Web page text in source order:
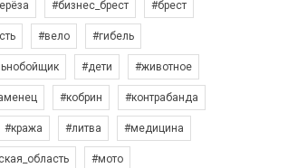
#бизнес_брест #брест
#вело #гибель
#дети #животное
#кобрин #контрабанда
#кража #литва #медицина
#мото